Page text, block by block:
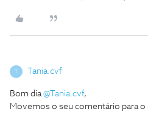
T Tania.cvf
Bom dia@Tania.cvf,
Movemos o seu comentário para